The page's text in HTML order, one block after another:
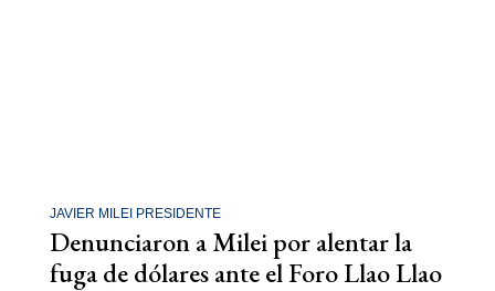
JAVIER MILEI PRESIDENTE
Denunciaron a Milei por alentar la
fuga de dólares ante el Foro Llao Llao